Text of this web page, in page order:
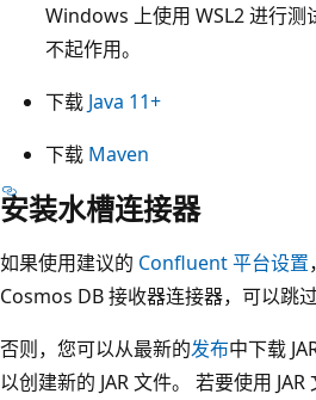
Windows 上使用 WSL2 进行测
不起作用。
下载 Java 11+
下载 Maven
安装水槽连接器
如果使用建议的 Confluent 平台设置
Cosmos DB 接收器连接器，可以跳过
否则，您可以从最新的发布中下载
以创建新的 JAR 文件。 若要使用